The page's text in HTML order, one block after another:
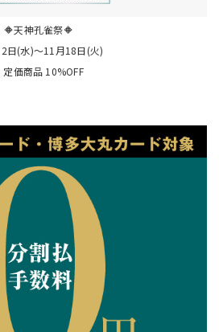
🔶天神孔雀祭🔶
日(水)〜11月18日(火)
定価商品 10%OFF